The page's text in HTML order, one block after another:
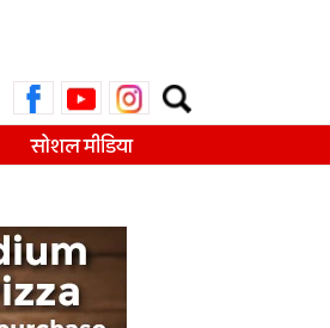
Search
for:
सोशल मीडिया